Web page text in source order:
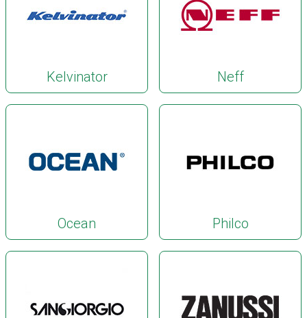
Kelvinator Neff
Ocean Philco